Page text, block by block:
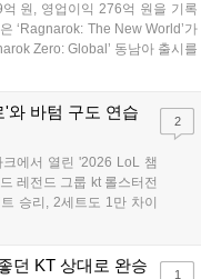
원, 영업이익 276억 원을 기록
‘Ragnarok: The New World’가
Zero: Global’ 동남아 출시를
9월 22일 ‘갈바테인’ 등 다양한
‘Ragnarok 3’ 등 대작을 글로벌
설립과 라그나로크 에코 시스
침이다....
와 바텀 구도 연습
에서 열린 '2026 LoL 챔
레전드 그룹 kt 롤스터전
승리, 2세트도 1만 차이
로 압도적인 경기력을 선
2
던 KT 상대로 완승 1